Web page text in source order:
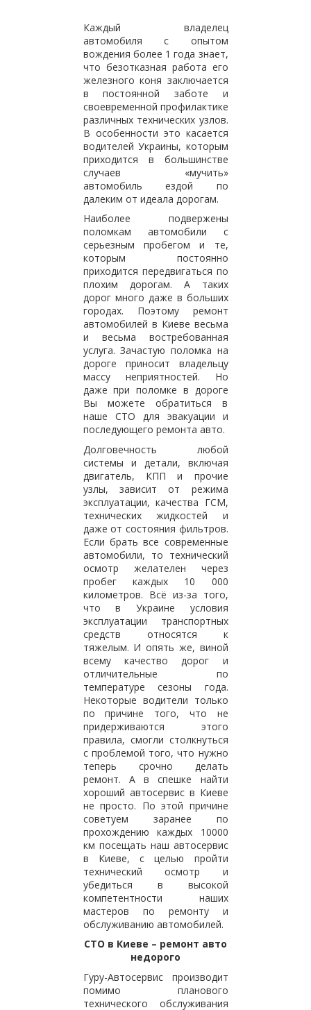
Каждый владелец
автомобиля с опытом
вождения более 1 года знает,
что безотказная работа его
железного коня заключается
в постоянной заботе и
своевременной профилактике
различных технических узлов.
В особенности это касается
водителей Украины, которым
приходится в большинстве
случаев «мучить»
автомобиль ездой по
далеким от идеала дорогам.
Наиболее подвержены
поломкам автомобили с
серьезным пробегом и те,
которым постоянно
приходится передвигаться по
плохим дорогам. А таких
дорог много даже в больших
городах. Поэтому ремонт
автомобилей в Киеве весьма
и весьма востребованная
услуга. Зачастую поломка на
дороге приносит владельцу
массу неприятностей. Но
даже при поломке в дороге
Вы можете обратиться в
наше СТО для эвакуации и
последующего ремонта авто.
Долговечность любой
системы и детали, включая
двигатель, КПП и прочие
узлы, зависит от режима
эксплуатации, качества ГСМ,
технических жидкостей и
даже от состояния фильтров.
Если брать все современные
автомобили, то технический
осмотр желателен через
пробег каждых 10 000
километров. Всё из-за того,
что в Украине условия
эксплуатации транспортных
средств относятся к
тяжелым. И опять же, виной
всему качество дорог и
отличительные по
температуре сезоны года.
Некоторые водители только
по причине того, что не
придерживаются этого
правила, смогли столкнуться
с проблемой того, что нужно
теперь срочно делать
ремонт. А в спешке найти
хороший автосервис в Киеве
не просто. По этой причине
советуем заранее по
прохождению каждых 10000
км посещать наш автосервис
в Киеве, с целью пройти
технический осмотр и
убедиться в высокой
компетентности наших
мастеров по ремонту и
обслуживанию автомобилей.
СТО в Киеве – ремонт авто
недорого
Гуру-Автосервис производит
помимо планового
технического обслуживания